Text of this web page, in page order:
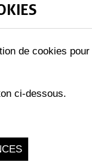
de cookies
ci-dessous.